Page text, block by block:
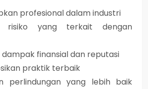
profesional dalam industri
risiko yang terkait dengan
dampak finansial dan reputasi
praktik terbaik
perlindungan yang lebih baik